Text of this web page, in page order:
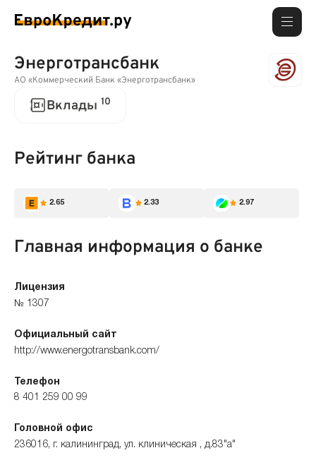
Энерготрансбанк
АО «Коммерческий Банк «Энерготрансбанк»
Вклады 10
Рейтинг банка
2.65 2.33 2.97
Главная информация о банке
Лицензия
№ 1307
Официальный сайт
http://www.energotransbank.com/
Телефон
8 401 259 00 99
Головной офис
236016, г. калининград, ул. клиническая , д.83"а"